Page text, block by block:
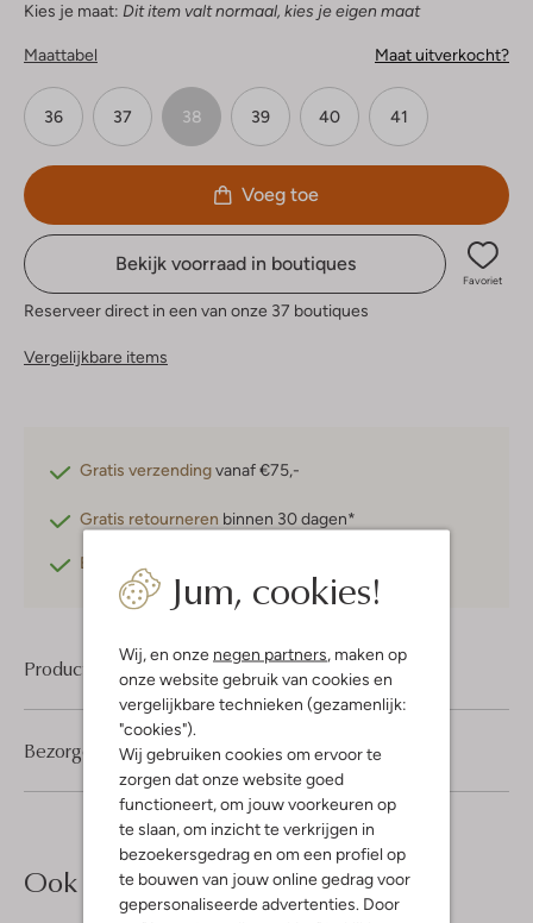
Jum, cookies!
Wij, en onze negen partners , maken op
onze website gebruik van cookies en
vergelijkbare technieken (gezamenlijk:
"cookies").
Wij gebruiken cookies om ervoor te
zorgen dat onze website goed
functioneert, om jouw voorkeuren op
te slaan, om inzicht te verkrijgen in
bezoekersgedrag en om een profiel op
te bouwen van jouw online gedrag voor
gepersonaliseerde advertenties. Door
Kies je maat: Dit item valt normaal, kies je eigen maat
Maattabel Maat uitverkocht?
36 37 38 39 40 41
Voeg toe
Bekijk voorraad in boutiques
Favoriet
Reserveer direct in een van onze 37 boutiques
Vergelijkbare items
Gratis verzendingvanaf €75,-
Gratis retourneren binnen 30 dagen*
Betaal achteraf
Product informatie
Bezorgen & retourneren
Ook iets voor jou?